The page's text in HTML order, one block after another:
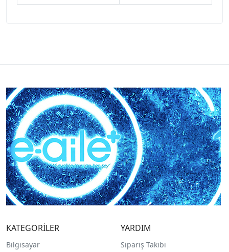
KATEGORİLER
Bilgisayar
YARDIM
Sipariş Takibi